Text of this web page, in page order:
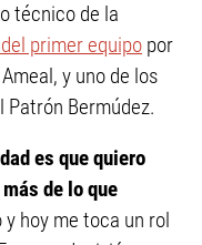
técnico de la
primer equipo por
y uno de los
Patrón Bermúdez.
es que quiero
de lo que
hoy me toca un rol